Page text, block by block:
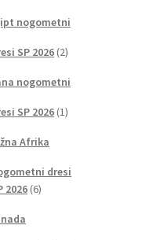
nogometni
SP 2026 22
nogometni
SP 2026 11
Afrika
dresi
2026 66